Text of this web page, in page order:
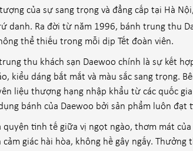
của sự sang trọng và đẳng cấp tại Hà
danh. Ra đời từ năm 1996, bánh trung thu
thể thiếu trong mỗi dịp Tết đoàn viên.
thu khách sạn Daewoo chính là sự kết
kiểu dáng bắt mắt và màu sắc sang trọng.
liệu thượng hạng nhập khẩu từ các quốc
bánh của Daewoo bởi sản phẩm luôn đạt
tinh tế giữa vị ngọt ngào, thơm mát
giác hài hòa, không hề gây ngấy.